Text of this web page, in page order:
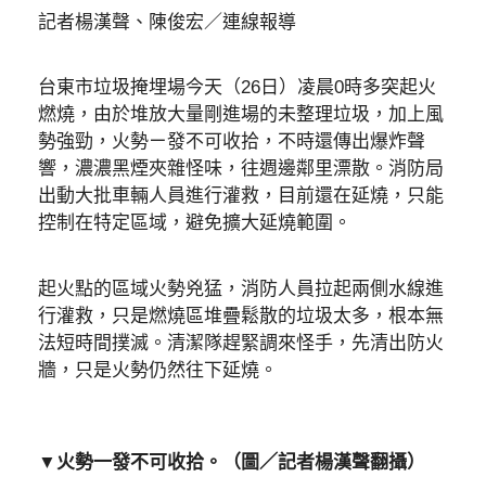
記者楊漢聲、陳俊宏／連線報導
台東市垃圾掩埋場今天（26日）凌晨0時多突起火
燃燒，由於堆放大量剛進場的未整理垃圾，加上風
勢強勁，火勢ㄧ發不可收拾，不時還傳出爆炸聲
響，濃濃黑煙夾雜怪味，往週邊鄰里漂散。消防局
出動大批車輛人員進行灌救，目前還在延燒，只能
控制在特定區域，避免擴大延燒範圍。
起火點的區域火勢兇猛，消防人員拉起兩側水線進
行灌救，只是燃燒區堆疊鬆散的垃圾太多，根本無
法短時間撲滅。清潔隊趕緊調來怪手，先清出防火
牆，只是火勢仍然往下延燒。
▼火勢一發不可收拾。（圖／記者楊漢聲翻攝）